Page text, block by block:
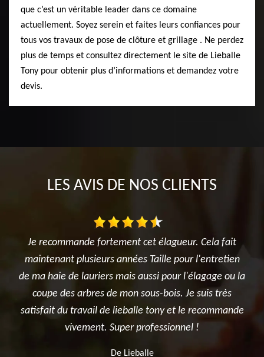
que c’est un véritable leader dans ce domaine
actuellement. Soyez serein et faites leurs confiances pour
tous vos travaux de pose de clôture et grillage . Ne perdez
plus de temps et consultez directement le site de Lieballe
Tony pour obtenir plus d’informations et demandez votre
devis.
LES AVIS DE NOS CLIENTS
fortement cet élagueur. Cela fait
années Taille pour l'entretien
mais aussi pour l'élagage ou la
de mon sous-bois. Je suis très
de lieballe tony et le recommande
Super professionnel !
“Très bonne
et ponctualité. Le
bon état. Nous
une